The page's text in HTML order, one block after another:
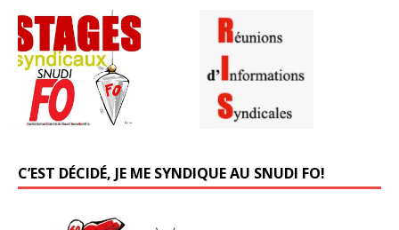
C’EST DÉCIDÉ, JE ME SYNDIQUE AU SNUDI FO!